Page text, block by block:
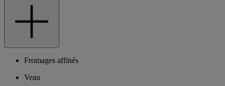
Fromages affinés
Veau